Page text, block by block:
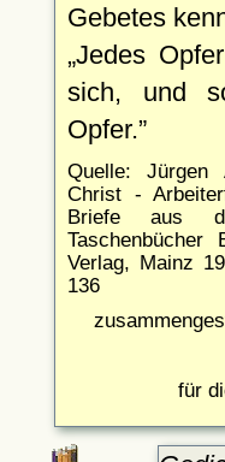
Gebetes
Jedes
sich, und
Opfer.
Quelle: Jürgen
Christ -
Briefe aus
Taschenbücher
Verlag, Mainz
136
für